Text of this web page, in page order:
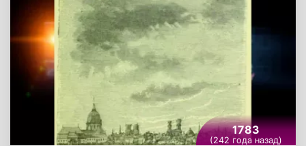
мужей.
1783
(242 года назад)